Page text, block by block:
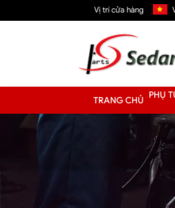
Vị trí cửa hàng
TRANG CHỦ PHỤ